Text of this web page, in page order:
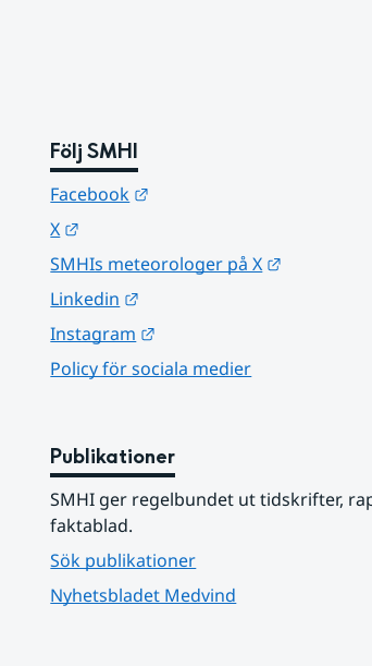
Följ SMHI
Facebook
X
SMHIs meteorologer på X
Linkedin
Instagram
Policy för sociala medier
Publikationer
SMHI ger regelbundet ut tidskrifter,
faktablad.
Sök publikationer
Nyhetsbladet Medvind